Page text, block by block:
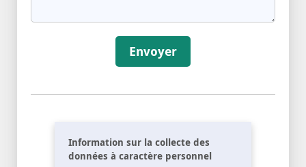
Envoyer
Information sur la collecte des
données à caractère personnel